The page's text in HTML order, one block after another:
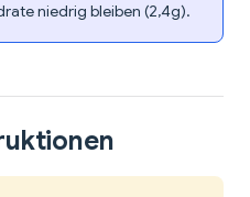
niedrig bleiben (2,4g).